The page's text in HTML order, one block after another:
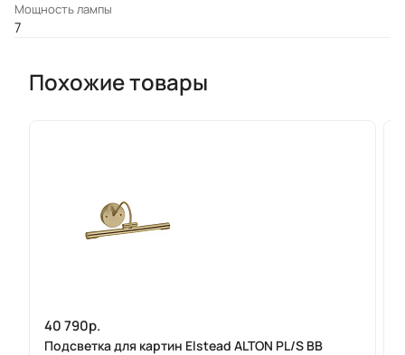
Мощность лампы
7
Похожие товары
40 790р.
Подсветка для картин Elstead ALTON PL/S BB